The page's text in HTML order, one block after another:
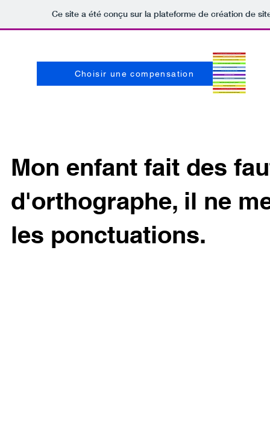
Ce site a été conçu sur la plateforme de création de
Choisir une compensation
Mon enfant fait des
d'orthographe, il ne
les ponctuations.